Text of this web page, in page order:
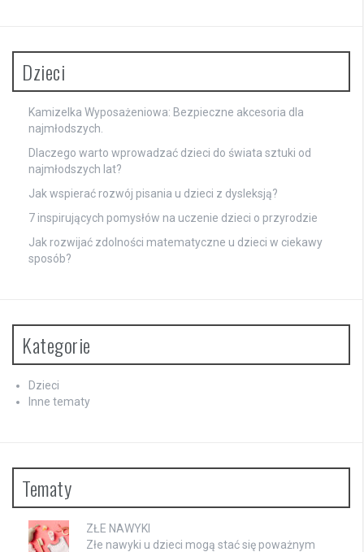
Dzieci
Kamizelka Wyposażeniowa: Bezpieczne akcesoria dla
najmłodszych.
Dlaczego warto wprowadzać dzieci do świata sztuki od
najmłodszych lat?
Jak wspierać rozwój pisania u dzieci z dysleksją?
7 inspirujących pomysłów na uczenie dzieci o przyrodzie
Jak rozwijać zdolności matematyczne u dzieci w ciekawy
sposób?
Kategorie
Dzieci
Inne tematy
Tematy
ZŁE NAWYKI
Złe nawyki u dzieci mogą stać się poważnym